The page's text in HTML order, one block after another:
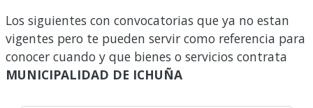
Los siguientes con convocatorias que ya no estan
vigentes pero te pueden servir como referencia para
conocer cuando y que bienes o servicios contrata
MUNICIPALIDAD DE ICHUÑA